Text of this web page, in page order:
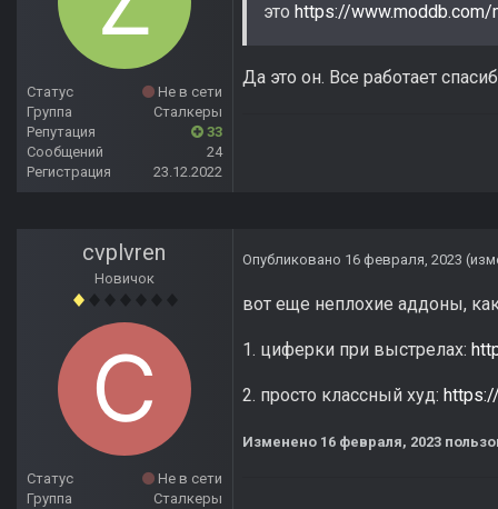
Статус
Не в сети
Группа
Сталкеры
Репутация
33
Сообщений
24
Регистрация
23.12.2022
это https://
Да это он. Все работает
cvplvren
Новичок
Статус
Не в сети
Группа
Сталкеры
Опубликовано 16 февраля, 2023
вот еще неплохие аддоны,
1. циферки при выстрелах:
2. просто классный худ:
Изменено 16 февраля, 2023